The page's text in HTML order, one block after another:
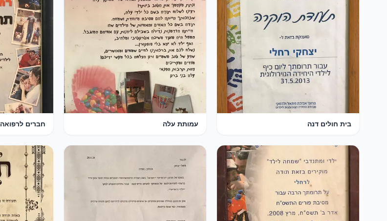
בית חולים דנה עמותת עלה חברים לרפואה